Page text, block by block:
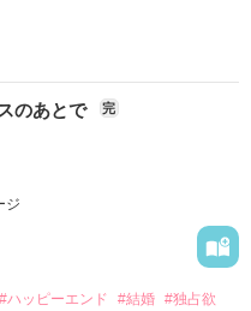
た。
は
直ぐに告げてきた。
持ちを隠すことなく
カー被害に
してきて――。
まくいかなかった梅田美
ろ、日本人美青年と出会
となる。
イトした美青年と再会。
司にも関わらず、一族を離
でも冷徹だと評判な社長
じられた美桜は、猫の世
のあとで 完
ジ
#ハッピーエンド #結婚 #独占欲